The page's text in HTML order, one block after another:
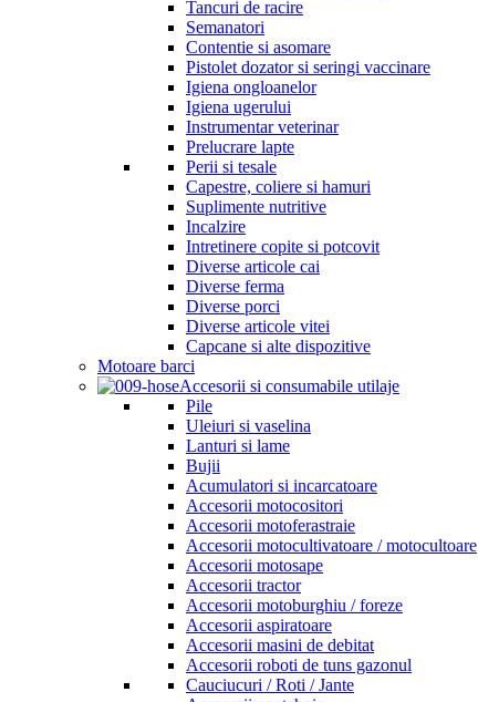
Tancuri de racire
Semanatori
Contentie si asomare
Pistolet dozator si seringi vaccinare
Igiena ongloanelor
Igiena ugerului
Instrumentar veterinar
Prelucrare lapte
Perii si tesale
Capestre, coliere si hamuri
Suplimente nutritive
Incalzire
Intretinere copite si potcovit
Diverse articole cai
Diverse ferma
Diverse porci
Diverse articole vitei
Capcane si alte dispozitive
Motoare barci
Accesorii si consumabile utilaje
Pile
Uleiuri si vaselina
Lanturi si lame
Bujii
Acumulatori si incarcatoare
Accesorii motocositori
Accesorii motoferastraie
Accesorii motocultivatoare / motocultoare
Accesorii motosape
Accesorii tractor
Accesorii motoburghiu / foreze
Accesorii aspiratoare
Accesorii masini de debitat
Accesorii roboti de tuns gazonul
Cauciucuri / Roti / Jante